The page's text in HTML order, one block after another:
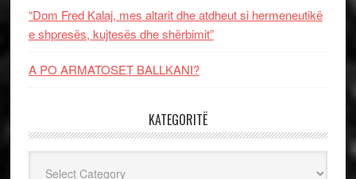
“Dom Fred Kalaj, mes altarit dhe atdheut si hermeneutikë
e shpresës, kujtesës dhe shërbimit”
A PO ARMATOSET BALLKANI?
KATEGORITË